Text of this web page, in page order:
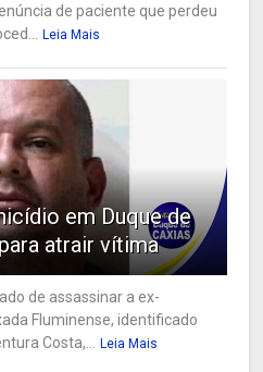
de paciente que perdeu
Leia Mais
em Duque de
atrair vítima
de assassinar a ex-
Fluminense, identificado
Costa,...
Leia Mais